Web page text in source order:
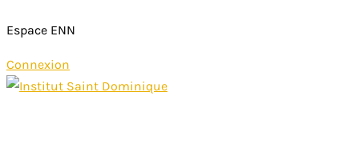
Espace ENN
Connexion
Aller